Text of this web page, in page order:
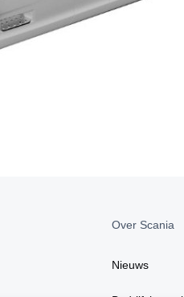
Over Scania
Nieuws